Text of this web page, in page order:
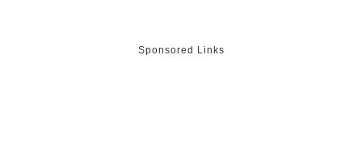
Sponsored Links